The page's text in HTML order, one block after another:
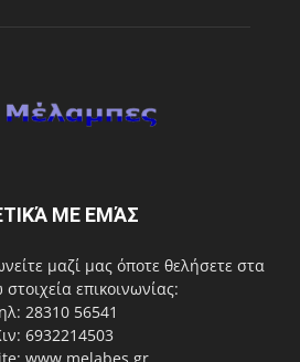
ΜΕ ΕΜΆΣ
μαζί μας όποτε θελήσετε στα
επικοινωνίας:
28310 56541
6932214503